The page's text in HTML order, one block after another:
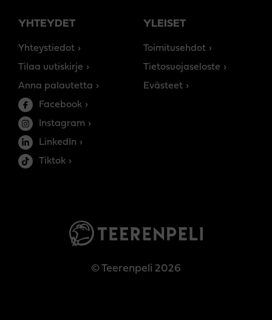
YHTEYDET
Yhteystiedot
Tilaa uutiskirje
Anna palautetta
Facebook
Instagram
LinkedIn
Tiktok
YLEISET
Toimitusehdot
Tietosuojaseloste
Evästeet
© Teerenpeli 2026